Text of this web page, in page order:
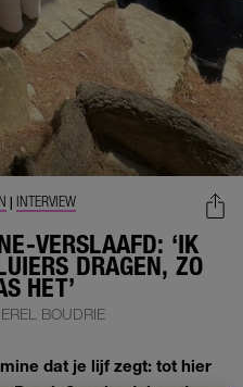
VERSLAAFD: ‘IK
DRAGEN, ZO
HET’
| INTERVIEW
BOUDRIE
dat je lijf zegt: tot hier